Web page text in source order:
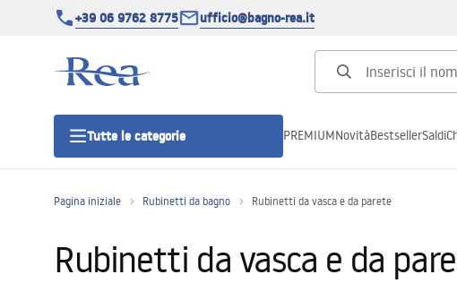
+39 06 9762 8775 ufficio@bagno-rea.it
Tutte le categorie
Porte doccia
PREMIUMNovitàBestsellerSaldi
Pagina iniziale Rubinetti da bagno Rubinetti da vasca e da parete
Rubinetti da vasca e da